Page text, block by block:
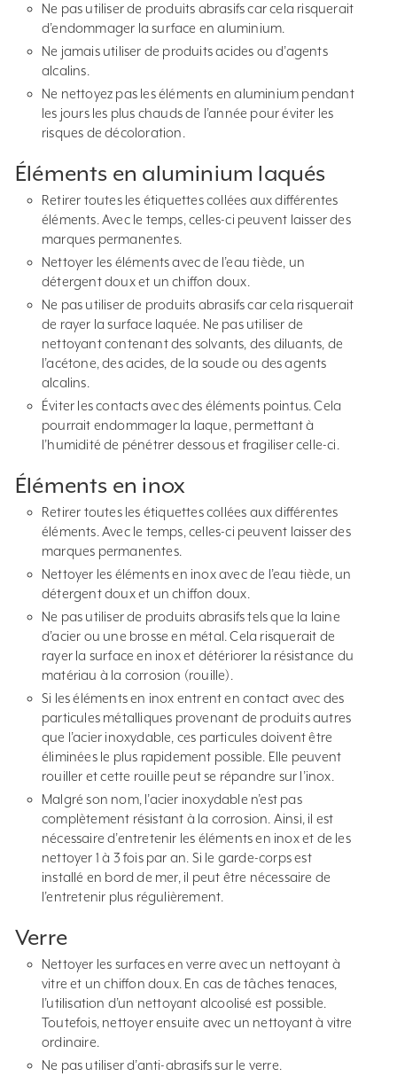
Ne pas utiliser de produits abrasifs car cela risquerait
d’endommager la surface en aluminium.
Ne jamais utiliser de produits acides ou d’agents
alcalins.
Ne nettoyez pas les éléments en aluminium pendant
les jours les plus chauds de l’année pour éviter les
risques de décoloration.
Éléments en aluminium laqués
Retirer toutes les étiquettes collées aux différentes
éléments. Avec le temps, celles-ci peuvent laisser des
marques permanentes.
Nettoyer les éléments avec de l’eau tiède, un
détergent doux et un chiffon doux.
Ne pas utiliser de produits abrasifs car cela risquerait
de rayer la surface laquée. Ne pas utiliser de
nettoyant contenant des solvants, des diluants, de
l’acétone, des acides, de la soude ou des agents
alcalins.
Éviter les contacts avec des éléments pointus. Cela
pourrait endommager la laque, permettant à
l’humidité de pénétrer dessous et fragiliser celle-ci.
Éléments en inox
Retirer toutes les étiquettes collées aux différentes
éléments. Avec le temps, celles-ci peuvent laisser des
marques permanentes.
Nettoyer les éléments en inox avec de l’eau tiède, un
détergent doux et un chiffon doux.
Ne pas utiliser de produits abrasifs tels que la laine
d’acier ou une brosse en métal. Cela risquerait de
rayer la surface en inox et détériorer la résistance du
matériau à la corrosion (rouille).
Si les éléments en inox entrent en contact avec des
particules métalliques provenant de produits autres
que l’acier inoxydable, ces particules doivent être
éliminées le plus rapidement possible. Elle peuvent
rouiller et cette rouille peut se répandre sur l’inox.
Malgré son nom, l’acier inoxydable n’est pas
complètement résistant à la corrosion. Ainsi, il est
nécessaire d’entretenir les éléments en inox et de les
nettoyer 1 à 3 fois par an. Si le garde-corps est
installé en bord de mer, il peut être nécessaire de
l’entretenir plus régulièrement.
Verre
Nettoyer les surfaces en verre avec un nettoyant à
vitre et un chiffon doux. En cas de tâches tenaces,
l’utilisation d’un nettoyant alcoolisé est possible.
Toutefois, nettoyer ensuite avec un nettoyant à vitre
ordinaire.
Ne pas utiliser d’anti-abrasifs sur le verre.